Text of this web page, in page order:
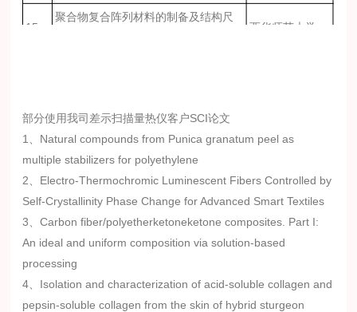
15、
聚合物复合阵列材料的制备及结构尺
西华师范大学
17、 合肥工业大学
18、
结构/尺寸可控的多孔聚合物模板的制
备及应用研究
19、
表面改性对注射成型粘结NdFeB磁体
性能的影响
矿冶科技集团有
限公司
长玄武岩纤维增强阻燃聚丙烯的研究
21、
PP/CaCO3复合材料的制备及用于加固
内蒙古交通职业
部分使用我司差示扫描量热仪客户SCI论文
1、Natural compounds from Punica granatum peel as
multiple stabilizers for polyethylene
2、Electro-Thermochromic Luminescent Fibers Controlled by
Self-Crystallinity Phase Change for Advanced Smart Textiles
3、Carbon fiber/polyetherketoneketone composites. Part I:
An ideal and uniform composition via solution‐based
processing
4、Isolation and characterization of acid-soluble collagen and
pepsin-soluble collagen from the skin of hybrid sturgeon